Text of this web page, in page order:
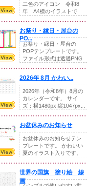
二色のアイコン 令和8
年 A4横のイラストで
お祭り・縁日・屋台の
PO...
お祭り・縁日・屋台の
POPテンプレートです。
ファイル形式は透過PNG
2026年 8月 かわい...
2026年（令和8年）8月の
カレンダーです。 サイ
ズ：横1480px 縦1047px...
お盆休みのお知らせ
お盆休みのお知らせテン
プレートです。 かわいい
夏のイラスト入りです。
世界の国旗 塗り絵 線
画